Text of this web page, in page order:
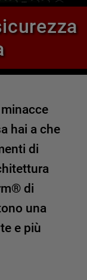
hai a che
di
di
una
e più